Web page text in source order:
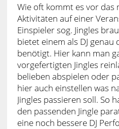
Wie oft kommt es vor das
Aktivitäten auf einer
Einspieler sog. Jingles
bietet einem als DJ
benötigt. Hier kann man
vorgefertigten Jingles
belieben abspielen oder
hier auch einstellen was
Jingles passieren soll. So
den passenden Jingle
eine noch bessere DJ